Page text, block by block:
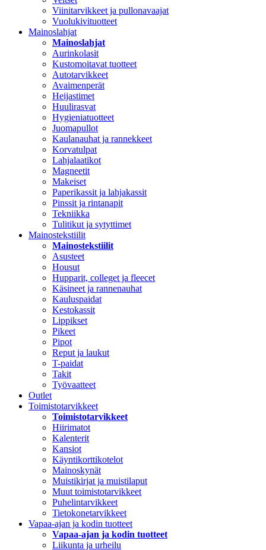
Viinitarvikkeet ja pullonavaajat
Vuolukivituotteet
Mainoslahjat
Mainoslahjat
Aurinkolasit
Kustomoitavat tuotteet
Autotarvikkeet
Avaimenperät
Heijastimet
Huulirasvat
Hygieniatuotteet
Juomapullot
Kaulanauhat ja rannekkeet
Korvatulpat
Lahjalaatikot
Magneetit
Makeiset
Paperikassit ja lahjakassit
Pinssit ja rintanapit
Tekniikka
Tulitikut ja sytyttimet
Mainostekstiilit
Mainostekstiilit
Asusteet
Housut
Hupparit, colleget ja fleecet
Käsineet ja rannenauhat
Kauluspaidat
Kestokassit
Lippikset
Pikeet
Pipot
Reput ja laukut
T-paidat
Takit
Työvaatteet
Outlet
Toimistotarvikkeet
Toimistotarvikkeet
Hiirimatot
Kalenterit
Kansiot
Käyntikorttikotelot
Mainoskynät
Muistikirjat ja muistilaput
Muut toimistotarvikkeet
Puhelintarvikkeet
Tietokonetarvikkeet
Vapaa-ajan ja kodin tuotteet
Vapaa-ajan ja kodin tuotteet
Liikunta ja urheilu